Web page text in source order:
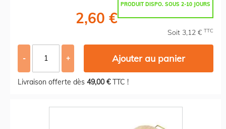
PRODUIT DISPO. SOUS 2-10 JOURS
2,60 €
Soit 3,12 € TTC
- + Ajouter au panier
Livraison offerte dès 49,00 €TTC !